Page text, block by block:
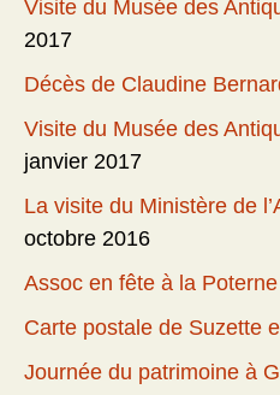
Visite du Musée des
2017
Décès de Claudine
Visite du Musée des
janvier 2017
La visite du Ministère de
octobre 2016
Assoc en fête à la Poterne
Carte postale de Suzette
Journée du patrimoine à